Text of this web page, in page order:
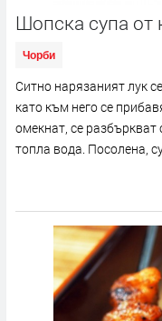
Шопска супа от
Чорби
Ситно нарязаният лук
като към него се
омекнат, се разбъркват
топла вода. Посолена,